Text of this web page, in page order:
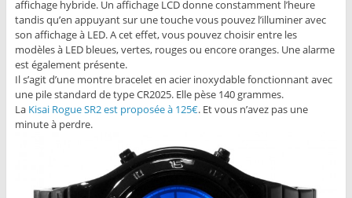
affichage hybride. Un affichage LCD donne constamment l’heure
tandis qu’en appuyant sur une touche vous pouvez l’illuminer avec
son affichage à LED. A cet effet, vous pouvez choisir entre les
modèles à LED bleues, vertes, rouges ou encore oranges. Une alarme
est également présente.
Il s’agit d’une montre bracelet en acier inoxydable fonctionnant avec
une pile standard de type CR2025. Elle pèse 140 grammes.
La Kisai Rogue SR2 est proposée à 125€. Et vous n’avez pas une
minute à perdre.